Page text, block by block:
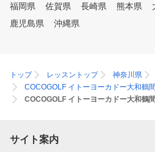
福岡県
佐賀県 長崎県 熊本県
鹿児島県
沖縄県
トップ レッスントップ 神奈川県
COCOGOLF イトーヨーカドー大和鶴
COCOGOLF イトーヨーカドー大和鶴
サイト案内